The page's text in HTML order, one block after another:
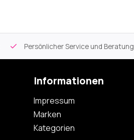
Persönlicher Service und Beratung
Informationen
Impressum
Marken
Kategorien